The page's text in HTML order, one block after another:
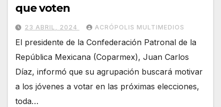
que voten
23 ABRIL, 2024 ACRÓPOLIS MULTIMEDIOS
El presidente de la Confederación Patronal de la
República Mexicana (Coparmex), Juan Carlos
Díaz, informó que su agrupación buscará motivar
a los jóvenes a votar en las próximas elecciones,
toda…